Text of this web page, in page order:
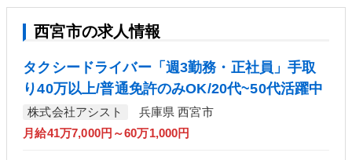
西宮市の求人情報
タクシードライバー「週3勤務・正社員」手取
り40万以上/普通免許のみOK/20代~50代活躍中
株式会社アシスト
兵庫県 西宮市
月給41万7,000円～60万1,000円